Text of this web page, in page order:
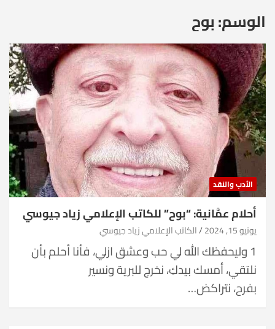
الوسم:بوح
الأدب والنقد
أحلام عمَّانية: “بوح” للكاتب الإعلامي زياد جيوسي
يونيو 15, 2024 الكاتب الإعلامي زياد جيوسي
1 وليحفظك الله لي حب وعشق ازلي، فأنا أحلم بأن
نلتقي، أمسك بيدكِ، نخرج للبرية ونسير
بفرح، نتراكض…